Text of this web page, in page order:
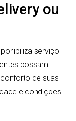
ou
serviço
possam
de suas
e condições